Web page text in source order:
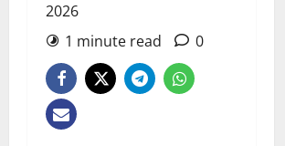
2026
1 minute read
0